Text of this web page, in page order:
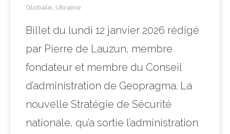
Globale Ukraine
Billet du lundi 12 janvier 2026 rédigé
par Pierre de Lauzun, membre
fondateur et membre du Conseil
d’administration de Geopragma. La
nouvelle Stratégie de Sécurité
nationale, qu’a sortie l’administration